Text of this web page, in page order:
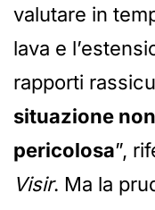
valutare in
lava e
rapporti
situazione
pericolosa”,
Visir. Ma la